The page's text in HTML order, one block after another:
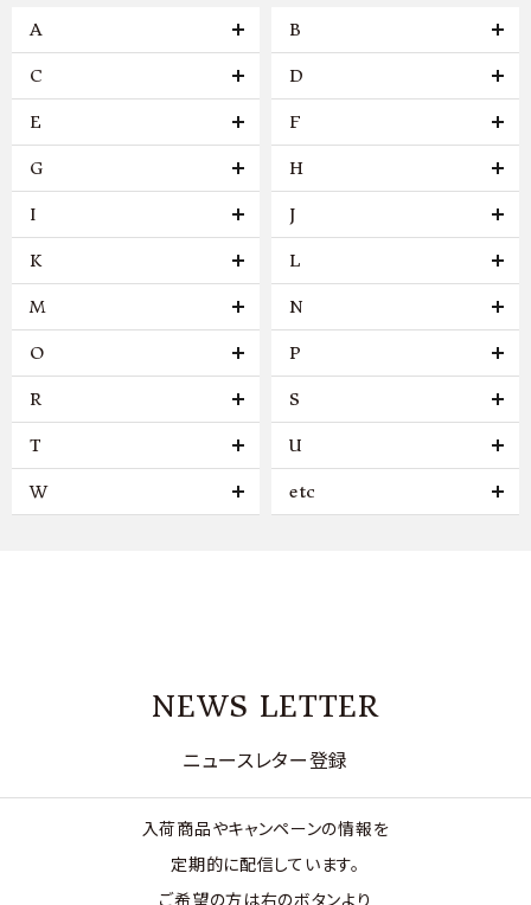
A B
C D
E F
G H
I J
K L
M N
O P
R S
T U
W etc
NEWS LETTER
ニュースレター登録
入荷商品やキャンペーンの情報を
定期的に配信しています。
ご希望の方は右のボタンより